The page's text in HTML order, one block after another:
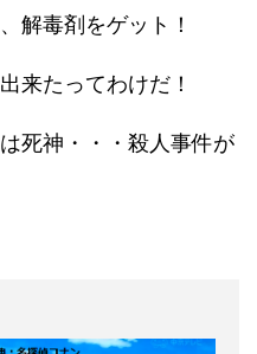
解毒剤をゲット！
来たってわけだ！
死神・・・殺人事件が